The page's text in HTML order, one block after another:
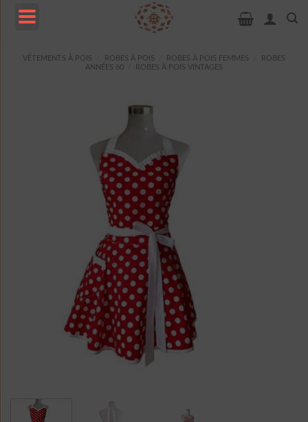
Passer
VÊTEMENTS À POIS ROBES À POIS ROBES À POIS FEMMES
ROBES
ANNÉES 60
ROBES À POIS VINTAGES